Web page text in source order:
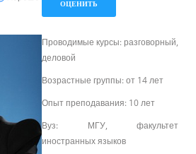
Проводимые курсы: разговорный,
деловой
Возрастные группы: от 14 лет
Опыт преподавания: 10 лет
Вуз: МГУ, факультет
иностранных языков